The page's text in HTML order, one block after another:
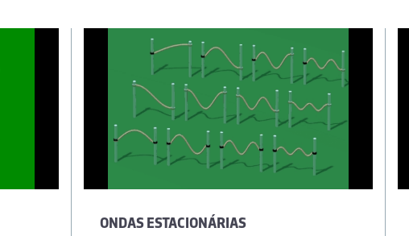
ONDAS ESTACIONÁRIAS